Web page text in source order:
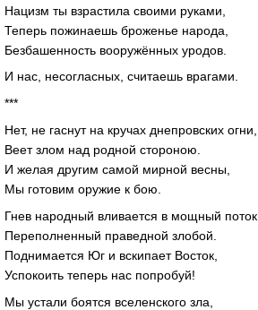
Нацизм ты взрастила своими руками,
Теперь пожинаешь броженье народа,
Безбашенность вооружённых уродов.
И нас, несогласных, считаешь врагами.
***
Нет, не гаснут на кручах днепровских огни,
Веет злом над родной стороною.
И желая другим самой мирной весны,
Мы готовим оружие к бою.
Гнев народный вливается в мощный поток,
Переполненный праведной злобой.
Поднимается Юг и вскипает Восток,
Успокоить теперь нас попробуй!
Мы устали боятся вселенского зла,